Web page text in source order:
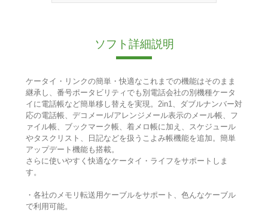
ソフト詳細説明
ケータイ・リンクの簡単・快適なこれまでの機能はそのまま
継承し、番号ポータビリティでも別電話会社の別機種ケータ
イに電話帳など簡単移し替えを実現。2in1、ダブルナンバー対
応の電話帳、デコメール/アレンジメール表示のメール帳、フ
ァイル帳、ブックマーク帳、着メロ帳に加え、スケジュール
やタスクリスト、日記などを扱うこよみ帳機能を追加。簡単
アップデート機能も搭載。
さらに使いやすく快適なケータイ・ライフをサポートしま
す。
・各社のメモリ転送用ケーブルをサポート、色んなケーブル
で利用可能。